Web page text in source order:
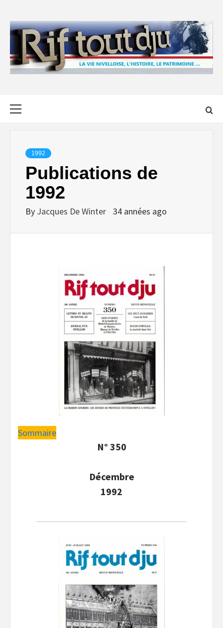
content
1992
Publications de
1992
By Jacques De Winter 34 années ago
Sommaire
N° 350
Décembre
1992